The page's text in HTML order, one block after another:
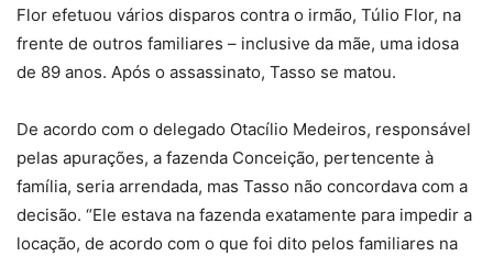
Flor efetuou vários disparos contra o irmão, Túlio Flor, na
frente de outros familiares – inclusive da mãe, uma idosa
de 89 anos. Após o assassinato, Tasso se matou.
De acordo com o delegado Otacílio Medeiros, responsável
pelas apurações, a fazenda Conceição, pertencente à
família, seria arrendada, mas Tasso não concordava com a
decisão. “Ele estava na fazenda exatamente para impedir a
locação, de acordo com o que foi dito pelos familiares na